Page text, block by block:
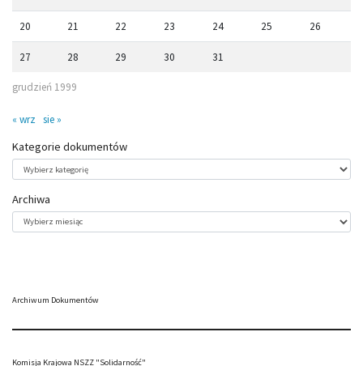
grudzień 1999
20 21 22 23 24 25 26
27 28 29 30 31
« wrz sie »
Kategorie dokumentów
dokumentów
Archiwa
Archiwa
Archiwum Dokumentów
Komisja Krajowa NSZZ "Solidarność"